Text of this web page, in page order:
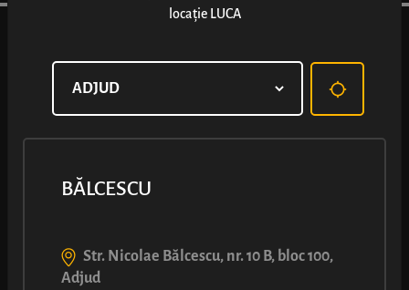
locație LUCA
BĂLCESCU
Str. Nicolae Bălcescu, nr. 10 B, bloc 100,
Adjud